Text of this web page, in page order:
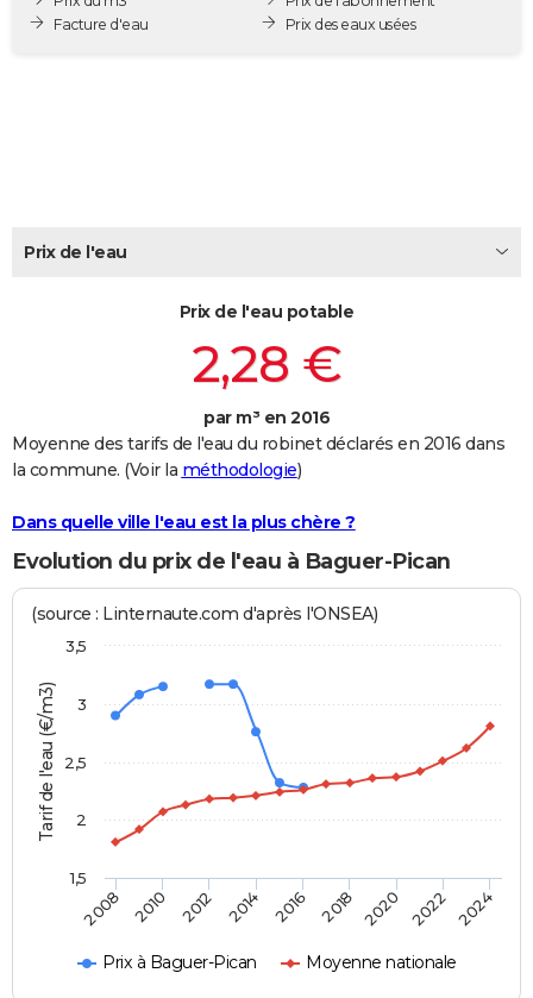
Destinations
City break
Voyage nature
Voyage de noces
Forum
Climat
PHOTO
Dictionnaire
Biographies
Citations
Expressions
Proverbes
Bricolage
Lifestyle
Culture
Sport
Auto
Television
Voyage
Cinema
Facture d'eau
Prix des eaux usées
Prix de l'eau
Prix de l'eau potable
2,28 €
par m³ en 2016
Moyenne des tarifs de l'eau du robinet déclarés en 2016 dans
la commune. (Voir la méthodologie)
Dans quelle ville l'eau est la plus chère ?
Evolution du prix de l'eau à Baguer-Pican
Tarif de l'eau (€/m3)
(source : Linternaute.com d'après l'ONSEA)
Prix à Baguer-Pican Moyenne nationale
2008 2010 2012 2014 2016 2018 2020 2022 2024
1,5
2
2,5
3
3,5